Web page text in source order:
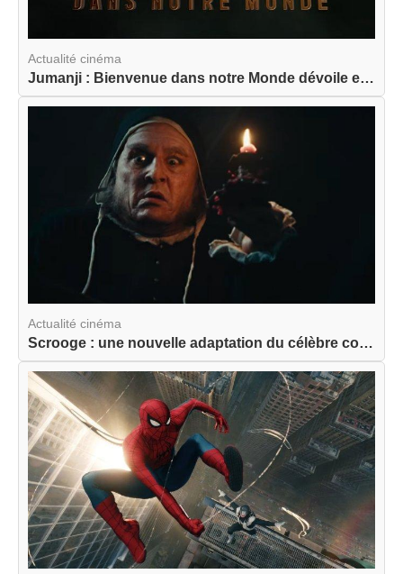
Actualité cinéma
Jumanji : Bienvenue dans notre Monde dévoile enf...
Actualité cinéma
Scrooge : une nouvelle adaptation du célèbre con...